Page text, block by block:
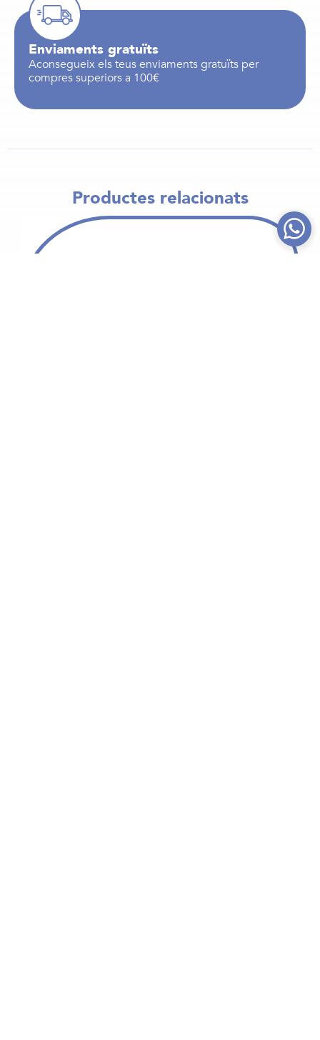
Enviaments gratuïts
Aconsegueix els teus enviaments gratuïts per
compres superiors a 100€
Productes relacionats